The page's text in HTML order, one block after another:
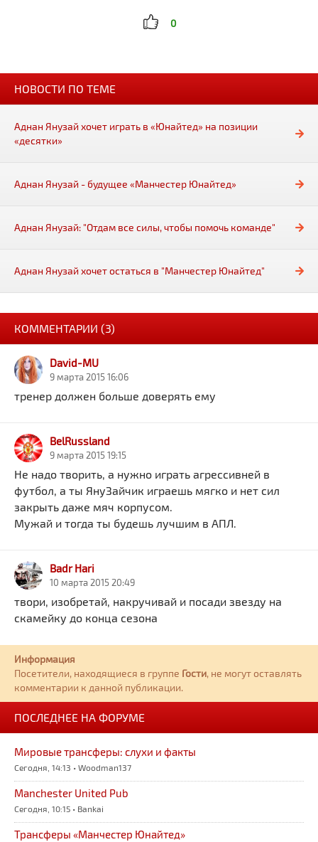
0
НОВОСТИ ПО ТЕМЕ
Аднан Янузай хочет играть в «Юнайтед» на позиции
«десятки»
Аднан Янузай - будущее «Манчестер Юнайтед»
Аднан Янузай: "Отдам все силы, чтобы помочь команде"
Аднан Янузай хочет остаться в "Манчестер Юнайтед"
КОММЕНТАРИИ (3)
David-MU
9 марта 2015 16:06
тренер должен больше доверять ему
BelRussland
9 марта 2015 19:15
Не надо творить, а нужно играть агрессивней в
футбол, а ты ЯнуЗайчик играешь мягко и нет сил
закрыть даже мяч корпусом.
Мужай и тогда ты будешь лучшим в АПЛ.
Badr Hari
10 марта 2015 20:49
твори, изобретай, накручивай и посади звезду на
скамейку до конца сезона
Информация
Посетители, находящиеся в группе Гости, не могут оставлять
комментарии к данной публикации.
ПОСЛЕДНЕЕ НА ФОРУМЕ
Мировые трансферы: слухи и факты
Сегодня, 14:13 • Woodman137
Manchester United Pub
Сегодня, 10:15 • Bankai
Трансферы «Манчестер Юнайтед»